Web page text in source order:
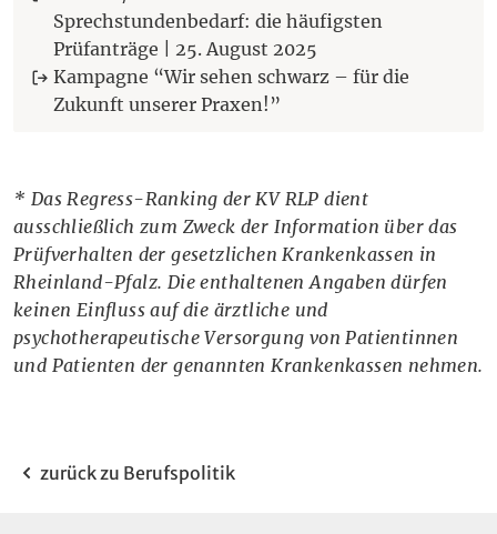
Sprechstundenbedarf: die häufigsten
Prüfanträge | 25. August 2025
Kampagne “Wir sehen schwarz – für die
Zukunft unserer Praxen!”
* Das Regress-Ranking der KV RLP dient
ausschließlich zum Zweck der Information über das
Prüfverhalten der gesetzlichen Krankenkassen in
Rheinland-Pfalz. Die enthaltenen Angaben dürfen
keinen Einfluss auf die ärztliche und
psychotherapeutische Versorgung von Patientinnen
und Patienten der genannten Krankenkassen nehmen.
zurück zu Berufspolitik